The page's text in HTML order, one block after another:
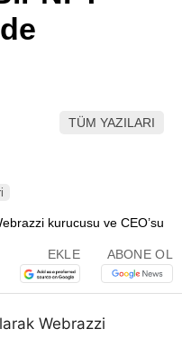
TÜM YAZILARI
EKLE ABONE OL
Webrazzi